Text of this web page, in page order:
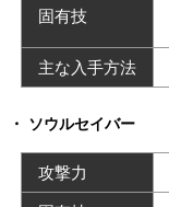
固有技
主な入手方法
ソウルセイバー
攻撃力